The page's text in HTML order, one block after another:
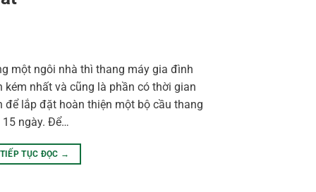
một ngôi nhà thì thang máy gia đình
kém nhất và cũng là phần có thời gian
để lắp đặt hoàn thiện một bộ cầu thang
ngày. Để…
TIẾP TỤC ĐỌC →